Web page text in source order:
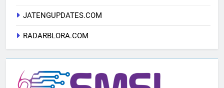
JATENGUPDATES.COM
RADARBLORA.COM